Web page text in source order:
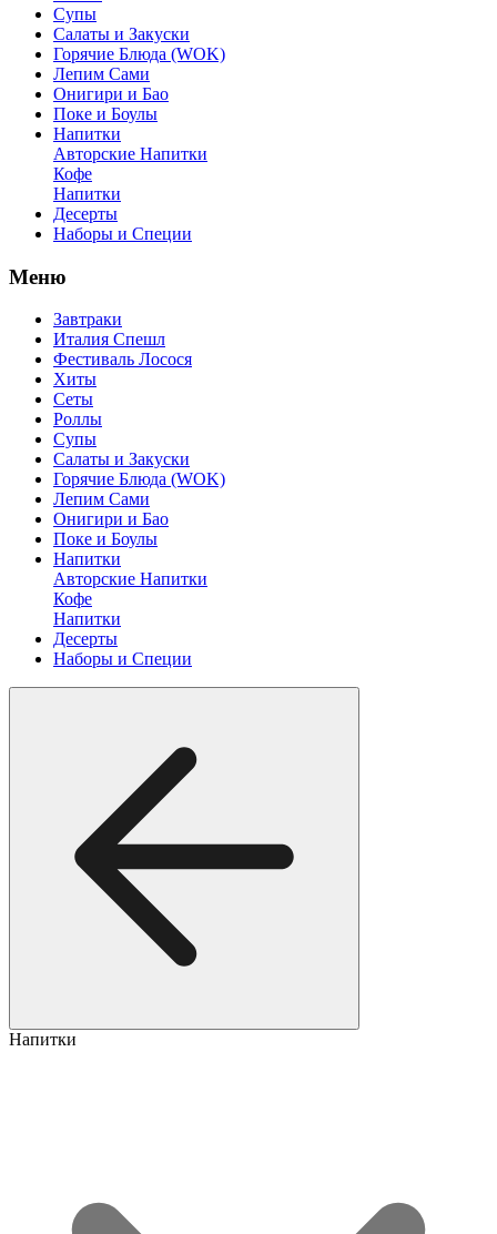
Супы
Салаты и Закуски
Горячие Блюда (WOK)
Лепим Сами
Онигири и Бао
Поке и Боулы
Напитки
Авторские Напитки
Кофе
Напитки
Десерты
Наборы и Специи
Меню
Завтраки
Италия Спешл
Фестиваль Лосося
Хиты
Сеты
Роллы
Супы
Салаты и Закуски
Горячие Блюда (WOK)
Лепим Сами
Онигири и Бао
Поке и Боулы
Напитки
Авторские Напитки
Кофе
Напитки
Десерты
Наборы и Специи
Напитки